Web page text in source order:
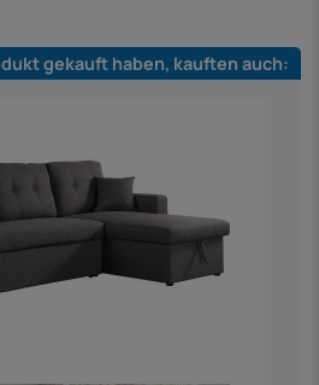
gekauft haben, kauften auch: